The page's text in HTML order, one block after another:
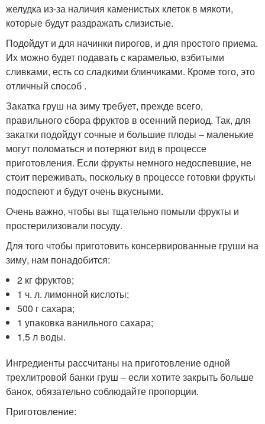
желудка из-за наличия каменистых клеток в мякоти,
которые будут раздражать слизистые.
Подойдут и для начинки пирогов, и для простого приема.
Их можно будет подавать с карамелью, взбитыми
сливками, есть со сладкими блинчиками. Кроме того, это
отличный способ .
Закатка груш на зиму требует, прежде всего,
правильного сбора фруктов в осенний период. Так, для
закатки подойдут сочные и большие плоды – маленькие
могут поломаться и потеряют вид в процессе
приготовления. Если фрукты немного недоспевшие, не
стоит переживать, поскольку в процессе готовки фрукты
подоспеют и будут очень вкусными.
Очень важно, чтобы вы тщательно помыли фрукты и
простерилизовали посуду.
Для того чтобы приготовить консервированные груши на
зиму, нам понадобится:
2 кг фруктов;
1 ч. л. лимонной кислоты;
500 г сахара;
1 упаковка ванильного сахара;
1,5 л воды.
Ингредиенты рассчитаны на приготовление одной
трехлитровой банки груш – если хотите закрыть больше
банок, обязательно соблюдайте пропорции.
Приготовление: